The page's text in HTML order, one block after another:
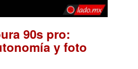
90s pro:
y foto